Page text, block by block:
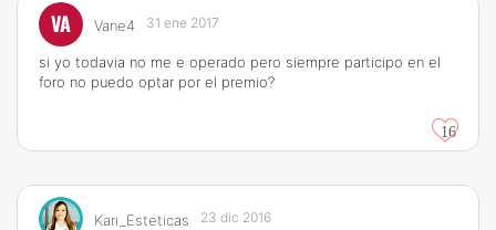
VA Vane4 31 ene 2017
si yo todavia no me e operado pero siempre participo en el
foro no puedo optar por el premio?
16
Kari_Esteticas 23 dic 2016